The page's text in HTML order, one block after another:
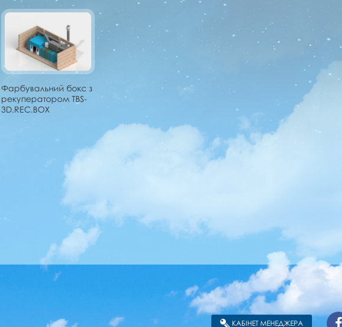
Фарбувальний бокс з
рекуператором TBS-
3D.REC.BOX
КАБІНЕТ МЕНЕДЖЕРА